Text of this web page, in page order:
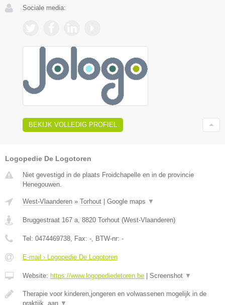
Sociale media:
BEKIJK VOLLEDIG PROFIEL
Logopedie De Logotoren
Niet gevestigd in de plaats Froidchapelle en in de provincie
Henegouwen.
West-Vlaanderen » Torhout Google maps ▼
Bruggestraat 167 a 8820 Torhout (West-Vlaanderen)
Tel: 0474469738 , Fax: - , BTW-nr: -
E-mail › Logopedie De Logotoren
Website: https://www.logopediedetoren.be Screenshot ▼
Therapie voor kinderen,jongeren en volwassenen mogelijk in de
praktijk, aan ▼